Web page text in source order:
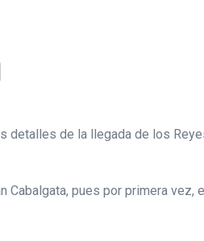
detalles de la llegada de los
Cabalgata, pues por primera vez,